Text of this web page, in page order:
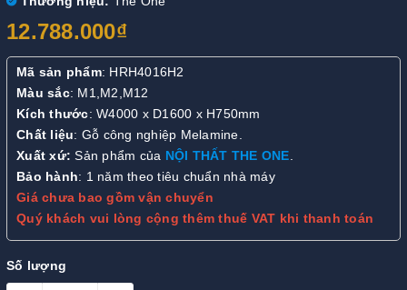
12.788.000₫
Mã sản phẩm: HRH4016H2
Màu sắc: M1,M2,M12
Kích thước: W4000 x D1600 x H750mm
Chất liệu: Gỗ công nghiệp Melamine.
Xuất xứ: Sản phẩm của NỘI THẤT THE ONE.
Bảo hành: 1 năm theo tiêu chuẩn nhà máy
Giá chưa bao gồm vận chuyển
Quý khách vui lòng cộng thêm thuế VAT khi thanh toán
Số lượng